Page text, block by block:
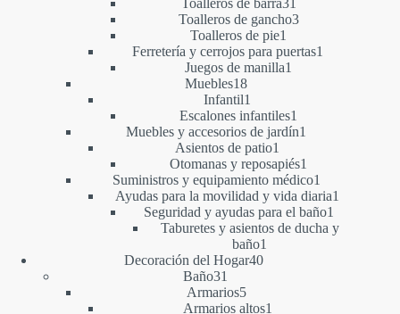
Toalleros de barra31
productos
Toalleros de gancho33
Toalleros de pie1
producto
Ferretería y cerrojos para puertas1
Juegos de manilla1
Muebles1818
productos
Infantil1
producto
Escalones infantiles1
producto
Muebles y accesorios de jardín1
Asientos de patio1
producto
Otomanas y reposapiés1
producto
Suministros y equipamiento médico1
producto
Ayudas para la movilidad y vida diaria1
Seguridad y ayudas para el baño1
producto
Taburetes y asientos de ducha y
baño1
Decoración del Hogar4040
Baño31
productos
Armarios55
productos
Armarios altos1